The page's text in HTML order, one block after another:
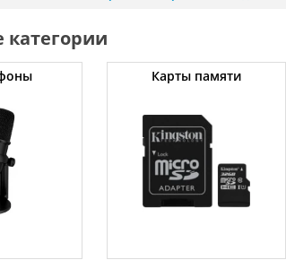
Карты памяти